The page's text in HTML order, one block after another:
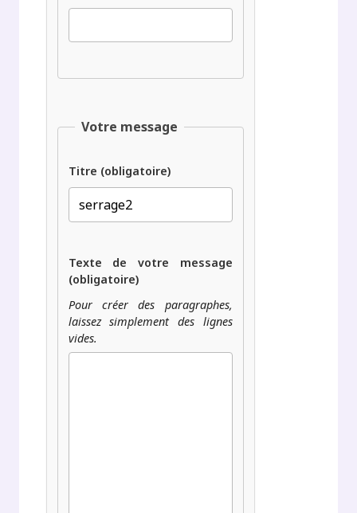
Votre message
Titre (obligatoire)
Texte de votre message
(obligatoire)
Pour créer des paragraphes,
laissez simplement des lignes
vides.